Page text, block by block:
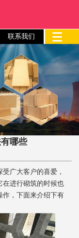
联系我们
哪些
广大客户的喜爱，
在进行砌筑的时候也
作，下面来介绍下有